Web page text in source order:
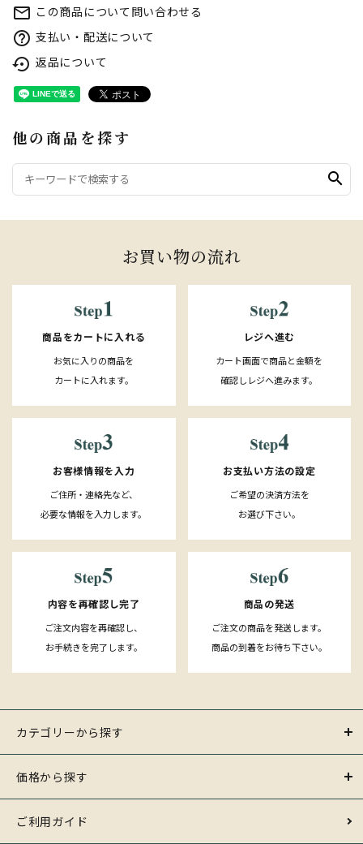
mail_outline この商品について問い合わせる
help_outline 支払い・配送について
settings_backup_restore 返品について
他の商品を探す
search
お買い物の流れ
商品をカートに入れる
お気に入りの商品を
カートに入れます。
レジへ進む
カート画面で商品と金額を
確認しレジへ進みます。
お客様情報を入力
ご住所・連絡先など、
必要な情報を入力します。
お支払い方法の設定
ご希望の決済方法を
お選び下さい。
内容を再確認し完了
ご注文内容を再確認し、
お手続きを完了します。
商品の発送
ご注文の商品を発送します。
商品の到着をお待ち下さい。
カテゴリーから探す
価格から探す
ご利用ガイド